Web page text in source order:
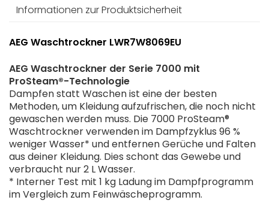
Informationen zur Produktsicherheit
AEG Waschtrockner LWR7W8069EU
AEG Waschtrockner der Serie 7000 mit
ProSteam®-Technologie
Dampfen statt Waschen ist eine der besten
Methoden, um Kleidung aufzufrischen, die noch nicht
gewaschen werden muss. Die 7000 ProSteam®
Waschtrockner verwenden im Dampfzyklus 96 %
weniger Wasser* und entfernen Gerüche und Falten
aus deiner Kleidung. Dies schont das Gewebe und
verbraucht nur 2 L Wasser.
* Interner Test mit 1 kg Ladung im Dampfprogramm
im Vergleich zum Feinwäscheprogramm.